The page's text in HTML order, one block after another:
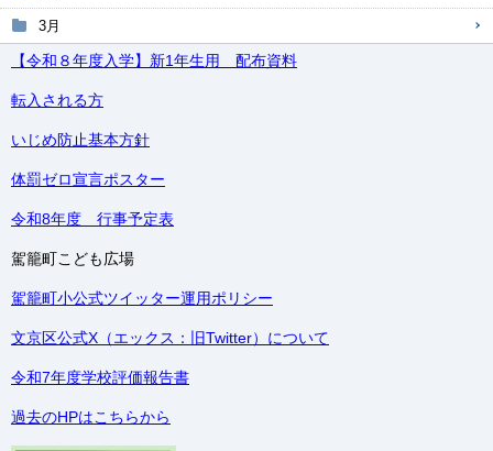
3月
【令和８年度入学】新1年生用 配布資料
転入される方
いじめ防止基本方針
体罰ゼロ宣言ポスター
令和8年度 行事予定表
駕籠町こども広場
駕籠町小公式ツイッター運用ポリシー
文京区公式X（エックス：旧Twitter）について
令和7年度学校評価報告書
過去のHPはこちらから